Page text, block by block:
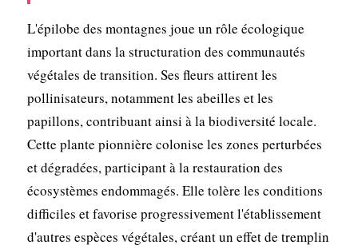
L'épilobe des montagnes joue un rôle écologique
important dans la structuration des communautés
végétales de transition. Ses fleurs attirent les
pollinisateurs, notamment les abeilles et les
papillons, contribuant ainsi à la biodiversité locale.
Cette plante pionnière colonise les zones perturbées
et dégradées, participant à la restauration des
écosystèmes endommagés. Elle tolère les conditions
difficiles et favorise progressivement l'établissement
d'autres espèces végétales, créant un effet de tremplin